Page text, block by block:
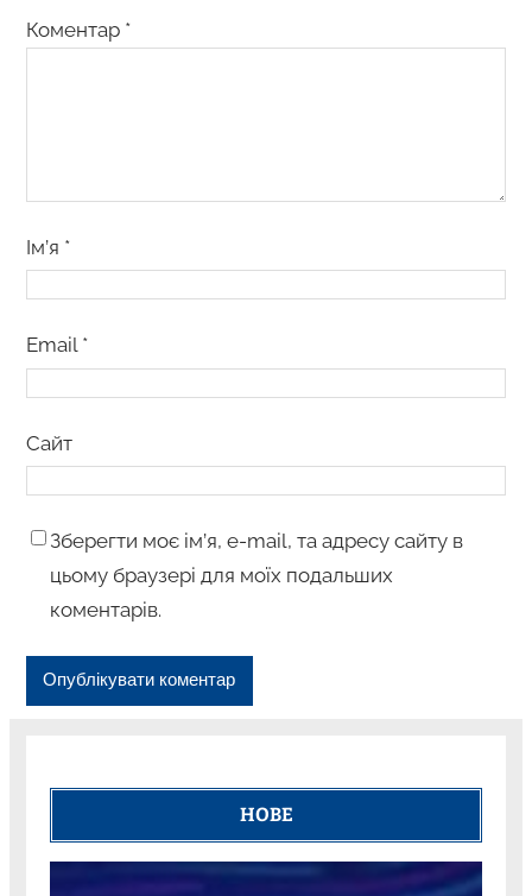
Коментар *
Ім’я *
Email *
Сайт
Зберегти моє ім’я, e-mail, та адресу сайту в
цьому браузері для моїх подальших
коментарів.
НОВЕ